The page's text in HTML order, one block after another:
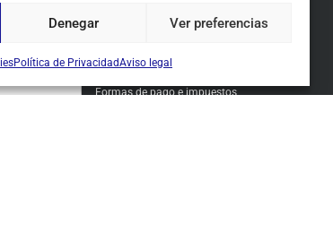
Denegar Ver preferencias
Política de PrivacidadAviso legal
Modalidades y costes de envío
Formas de pago e impuestos